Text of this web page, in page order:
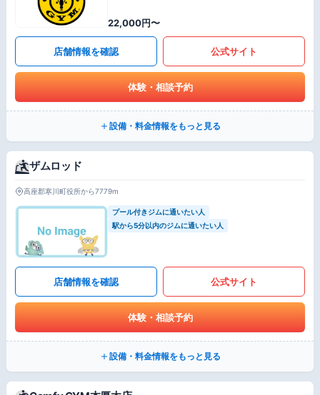
22,000円〜
店舗情報を確認 公式サイト
体験・相談予約
設備・料金情報をもっと見る
ザムロッド
高座郡寒川町役所から7779m
プール付きジムに通いたい人
駅から5分以内のジムに通いたい人
店舗情報を確認 公式サイト
体験・相談予約
設備・料金情報をもっと見る